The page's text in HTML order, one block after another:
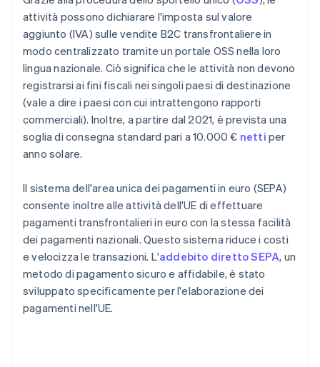
attività possono dichiarare l'imposta sul valore
aggiunto (IVA) sulle vendite B2C transfrontaliere in
modo centralizzato tramite un portale OSS nella loro
lingua nazionale. Ciò significa che le attività non devono
registrarsi ai fini fiscali nei singoli paesi di destinazione
(vale a dire i paesi con cui intrattengono rapporti
commerciali). Inoltre, a partire dal 2021, è prevista una
soglia di consegna standard pari a 10.000 € netti per
anno solare.
Il sistema dell'area unica dei pagamenti in euro (SEPA)
consente inoltre alle attività dell'UE di effettuare
pagamenti transfrontalieri in euro con la stessa facilità
dei pagamenti nazionali. Questo sistema riduce i costi
e velocizza le transazioni. L'addebito diretto SEPA, un
metodo di pagamento sicuro e affidabile, è stato
sviluppato specificamente per l'elaborazione dei
pagamenti nell'UE.